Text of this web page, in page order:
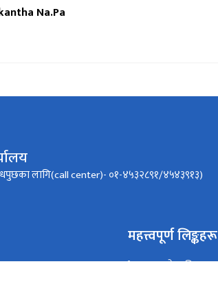
Na.Pa
लागि(call center)- ०१-४५३२८९१/४५४३९१३)
महत्त्वपूर्ण लिङ्कहरू
हुलाक सेवा विभाग